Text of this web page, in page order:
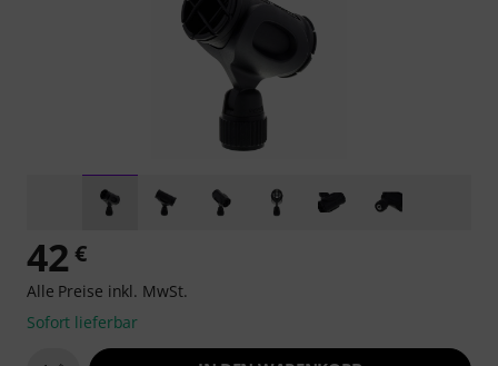
42 €
Alle Preise inkl. MwSt.
Sofort lieferbar